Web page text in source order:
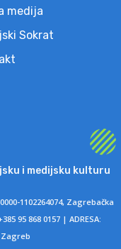
medija
Sokrat
i medijsku kulturu
1102264074, Zagrebačka
95 868 0157 | ADRESA:
Zagreb